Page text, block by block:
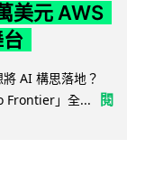
美元 AWS
AI 構思落地？
Frontier」全...
閱